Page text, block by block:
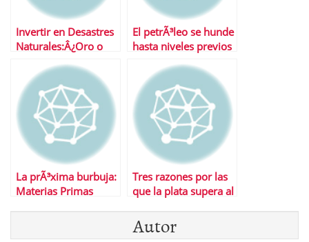
Invertir en Desastres
Naturales:Â¿Oro o
El petrÃ³leo se hunde
hasta niveles previos
La prÃ³xima burbuja:
Materias Primas
Tres razones por las
que la plata supera al
Autor